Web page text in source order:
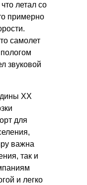
летал со
примерно
самолет
звуковой
XX
для
важна
так и
и легко